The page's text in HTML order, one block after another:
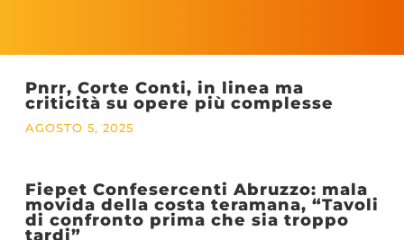
Pnrr, Corte Conti, in linea ma
criticità su opere più complesse
AGOSTO 5, 2025
Fiepet Confesercenti Abruzzo: mala
movida della costa teramana, “Tavoli
di confronto prima che sia troppo
tardi”